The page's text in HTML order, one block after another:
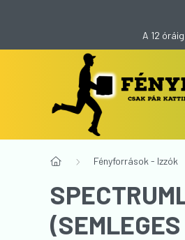
A 12
Fényforrások - Izzók